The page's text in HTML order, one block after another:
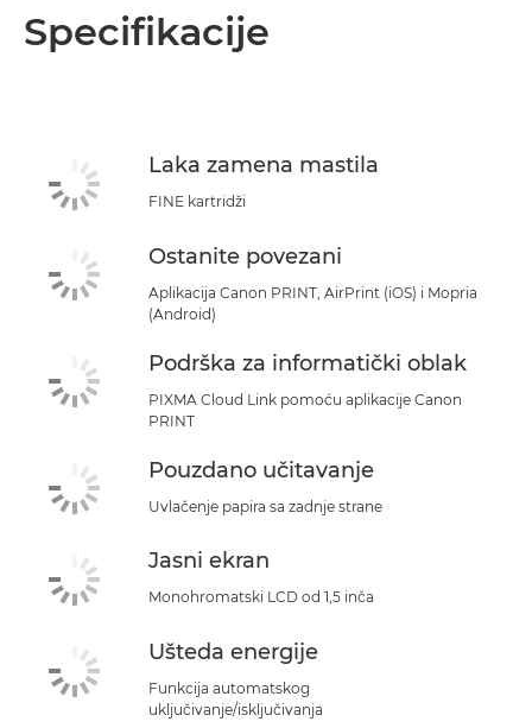
Specifikacije
Laka zamena mastila
FINE kartridži
Ostanite povezani
Aplikacija Canon PRINT, AirPrint (iOS) i Mopria
(Android)
Podrška za informatički oblak
PIXMA Cloud Link pomoću aplikacije Canon
PRINT
Pouzdano učitavanje
Uvlačenje papira sa zadnje strane
Jasni ekran
Monohromatski LCD od 1,5 inča
Ušteda energije
Funkcija automatskog
uključivanje/isključivanja